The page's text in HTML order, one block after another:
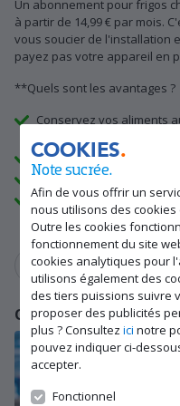
COOKIES
Note sucrée.
Afin de vous offrir un
nous utilisons des
Outre les cookies
fonctionnement du site
cookies analytiques pour
utilisons également des
des tiers puissions suivre
proposer des publicités
plus ? Consultez ici notre
pouvez indiquer ci-
accepter.
Fonctionnel
Un abonnement pour frigos
à partir de 14,99 € par mois.
vous soucier de l'installation
payez pas votre appareil en
**Quels sont les avantages ?
Conservez vos aliments
Raccordement gratuit à
Résiliation mensuelle
Le produit est en panne ?
dans les 48 heures.
En savoir plus sur les
Questions